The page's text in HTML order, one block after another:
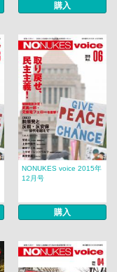
購入
NONUKES voice 2015年
12月号
購入